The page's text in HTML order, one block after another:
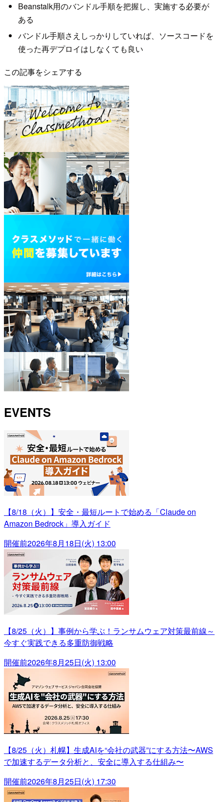
Beanstalk用のバンドル手順を把握し、実施する必要が
ある
バンドル手順さえしっかりしていれば、ソースコードを
使った再デプロイはしなくても良い
この記事をシェアする
EVENTS
【8/18（火）】安全・最短ルートで始める「Claude on
Amazon Bedrock」導入ガイド
開催前2026年8月18日(火) 13:00
【8/25（火）】事例から学ぶ！ランサムウェア対策最前線～
今すぐ実践できる多重防御戦略
開催前2026年8月25日(火) 13:00
【8/25（火）札幌】生成AIを“会社の武器”にする方法〜AWS
で加速するデータ分析と、安全に導入する仕組み〜
開催前2026年8月25日(火) 17:30